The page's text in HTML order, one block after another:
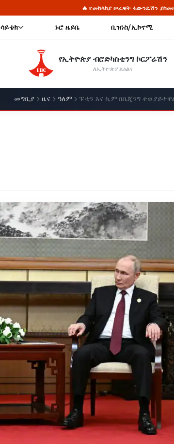
🔥 የመከላከያ ሠራዊት ፋውንዴሽን ያስመዘገበውን ለውጥ ማጠናከር ይገባል
ሳይቴክ ኑሮ ዜይቤ ቢዝነስ/ኢኮኖሚ
የኢትዮጵያ ብሮድካስቲንግ ኮርፖሬሽን
ለኢትዮጵያ ልዕልና
መግቢያ ዜና ዓለም ፑቲን እና ኪም በቤጂንግ